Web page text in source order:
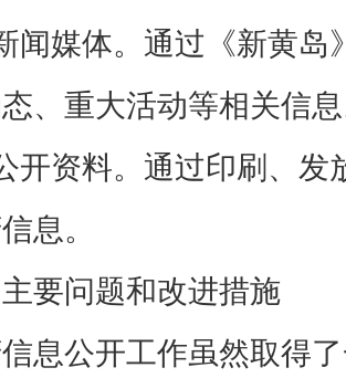
媒体。通过《新黄岛
、重大活动等相关信
资料。通过印刷、发
息。
问题和改进措施
公开工作虽然取得了